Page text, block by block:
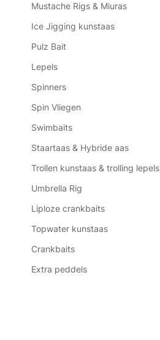
Mustache Rigs & Miuras
Ice Jigging kunstaas
Pulz Bait
Lepels
Spinners
Spin Vliegen
Swimbaits
Staartaas & Hybride aas
Trollen kunstaas & trolling lepels
Umbrella Rig
Liploze crankbaits
Topwater kunstaas
Crankbaits
Extra peddels